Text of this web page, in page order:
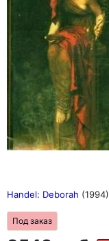
Handel: Deborah (1994)
Под заказ